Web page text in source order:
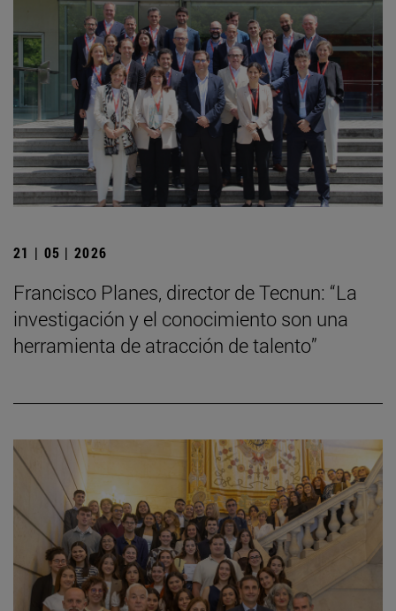
21 | 05 | 2026
Francisco Planes, director de Tecnun: “La
investigación y el conocimiento son una
herramienta de atracción de talento”